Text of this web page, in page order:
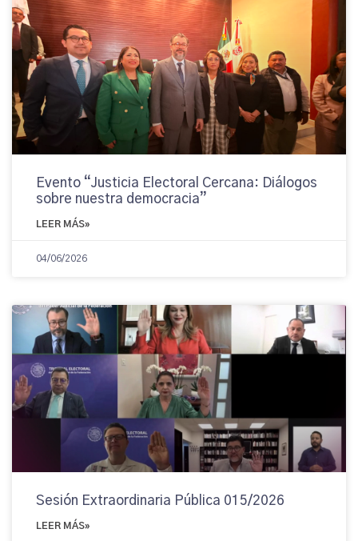
Evento “Justicia Electoral Cercana: Diálogos
sobre nuestra democracia”
LEER MÁS»
04/06/2026
Sesión Extraordinaria Pública 015/2026
LEER MÁS»